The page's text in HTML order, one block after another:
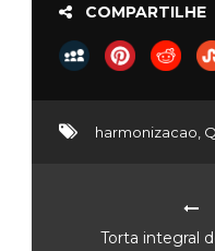
COMPARTILHE
harmonizacao
Torta integral